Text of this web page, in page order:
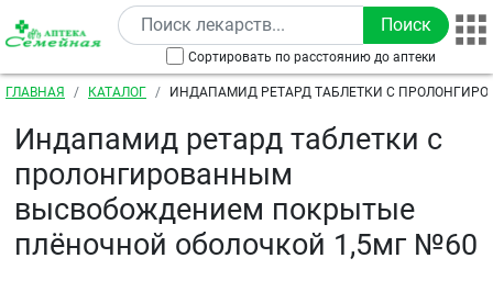
Перейти к основному содержанию
Сортировать по расстоянию до аптеки
Строка навигации
ГЛАВНАЯ КАТАЛОГ
ИНДАПАМИД РЕТАРД ТАБЛЕТКИ С
Индапамид ретард таблетки с
пролонгированным
высвобождением покрытые
плёночной оболочкой 1,5мг №60